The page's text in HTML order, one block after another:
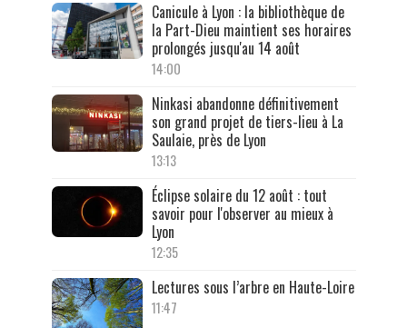
Canicule à Lyon : la bibliothèque de
la Part-Dieu maintient ses horaires
prolongés jusqu'au 14 août
14:00
Ninkasi abandonne définitivement
son grand projet de tiers-lieu à La
Saulaie, près de Lyon
13:13
Éclipse solaire du 12 août : tout
savoir pour l'observer au mieux à
Lyon
12:35
Lectures sous l’arbre en Haute-Loire
11:47